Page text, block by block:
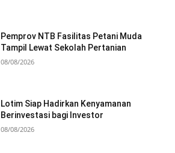
Pemprov NTB Fasilitas Petani Muda
Tampil Lewat Sekolah Pertanian
08/08/2026
Lotim Siap Hadirkan Kenyamanan
Berinvestasi bagi Investor
08/08/2026